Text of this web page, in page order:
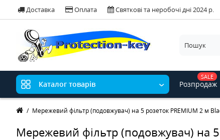
Доставка Оплата Святкові та неробочі дні 2024 р.
Каталог товарів
SALE
Розпродаж
Мережевий фільтр (подовжувач) на 5 розеток PREMIUM 2 м
Мережевий фільтр (подовжувач) на